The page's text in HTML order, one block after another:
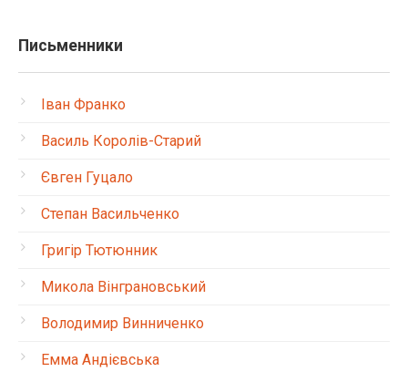
Письменники
Іван Франко
Василь Королів-Старий
Євген Гуцало
Степан Васильченко
Григір Тютюнник
Микола Вінграновський
Володимир Винниченко
Емма Андієвська